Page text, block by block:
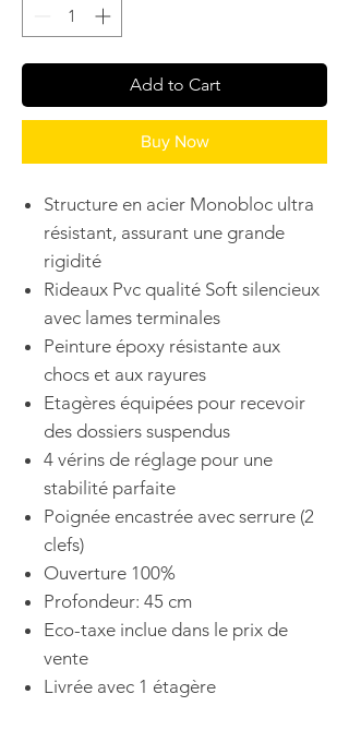
Add to Cart
Buy Now
Structure en acier Monobloc ultra
résistant, assurant une grande
rigidité
Rideaux Pvc qualité Soft silencieux
avec lames terminales
Peinture époxy résistante aux
chocs et aux rayures
Etagères équipées pour recevoir
des dossiers suspendus
4 vérins de réglage pour une
stabilité parfaite
Poignée encastrée avec serrure (2
clefs)
Ouverture 100%
Profondeur: 45 cm
Eco-taxe inclue dans le prix de
vente
Livrée avec 1 étagère